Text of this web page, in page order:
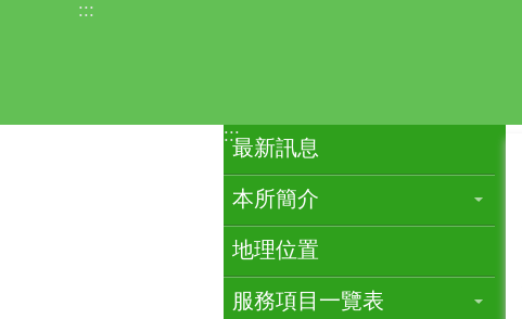
跳到主要內容區塊
:::
:::
最新訊息
本所簡介
地理位置
服務項目一覽表